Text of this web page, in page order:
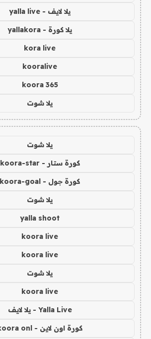
يلا لايف - yalla live
يلا كورة - yallakora
kora live
kooralive
koora 365
يلا شوت
يلا شوت
كورة ستار - koora-star
كورة جول - koora-goal
يلا شوت
yalla shoot
koora live
koora live
يلا شوت
koora live
Yalla Live - يلا لايف
كورة اون لاين - koora onl